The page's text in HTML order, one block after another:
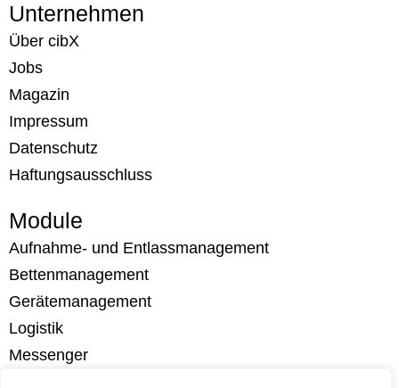
Unternehmen
Über cibX
Jobs
Magazin
Impressum
Datenschutz
Haftungsausschluss
Module
Aufnahme- und Entlassmanagement
Bettenmanagement
Gerätemanagement
Logistik
Messenger